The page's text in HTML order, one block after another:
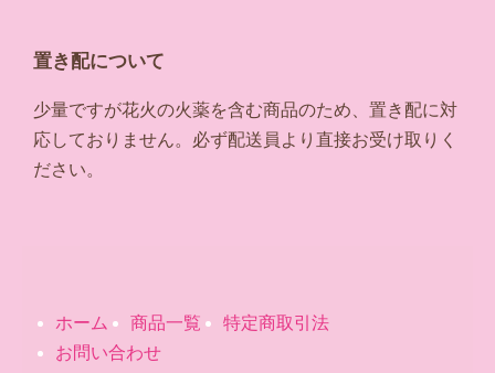
置き配について
少量ですが花火の火薬を含む商品のため、置き配に対
応しておりません。必ず配送員より直接お受け取りく
ださい。
ホーム 商品一覧
特定商取引法
お問い合わせ